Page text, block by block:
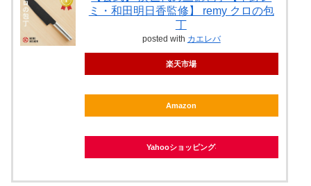
ミ・和田明日香監修】 remy クロの包
丁
posted with カエレバ
楽天市場
Amazon
Yahooショッピング